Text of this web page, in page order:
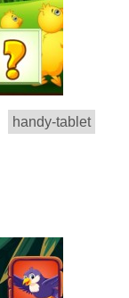
handy-tablet